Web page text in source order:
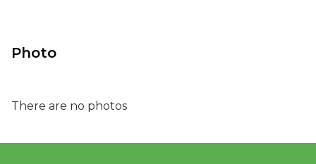
Photo
There are no photos